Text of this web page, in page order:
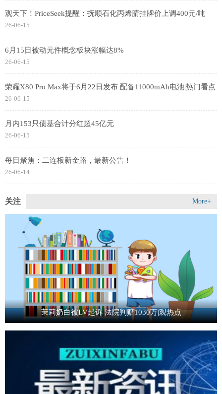
观天下！PriceSeek提醒：抚顺石化丙烯腈挂牌价上调400元/吨
26-06-15
6月15日被动元件概念板块涨幅达8%
26-06-15
荣耀X80 Pro Max将于6月22日发布 配备11000mAh电池|热门看点
26-06-15
月内153只债基合计分红超45亿元
26-06-15
每日聚焦：二连板新金路，最新公告！
26-06-14
关注 More+
茉莉奶白被LV起诉 法院判赔1030万|观热点